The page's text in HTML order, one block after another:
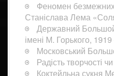
Феномен безмежних
Станіслава Лема
Державний
імені М. Горького,
Московський
Радість творчості
Коктейльна сукня